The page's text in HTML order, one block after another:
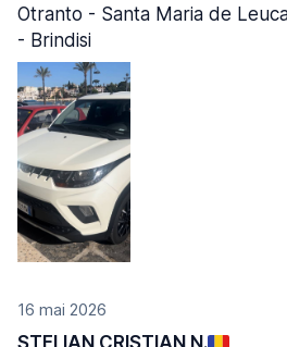
16 mai 2026
STELIAN CRISTIAN N.
Otranto - Santa Maria de
- Brindisi